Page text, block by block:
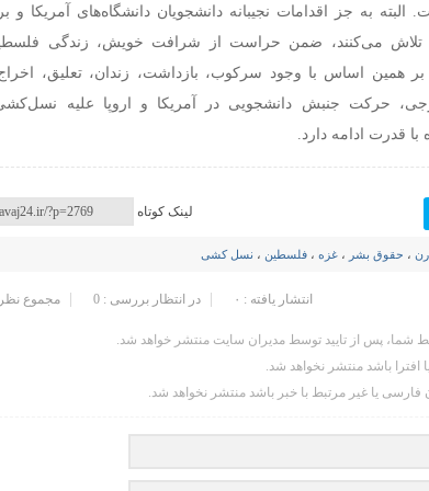
البته به جز اقدامات نجیبانه دانشجویان دانشگاه‌های آمریکا و
تلاش می‌کنند، ضمن حراست از شرافت خویش، زندگی
بر همین اساس با وجود سرکوب، بازداشت، زندان، تعلیق،
حرکت جنبش دانشجویی در آمریکا و اروپا علیه
قدرت ادامه دارد.
لینک کوتاه
، حقوق بشر ، غزه ، فلسطین ، نسل کشی
مجموع در انتظار بررسی : 0 انتشار یافته : ۰
پس از تایید توسط مدیران سایت منتشر خواهد شد.
باشد منتشر نخواهد شد.
فارسی یا غیر مرتبط با خبر باشد منتشر نخواهد شد.